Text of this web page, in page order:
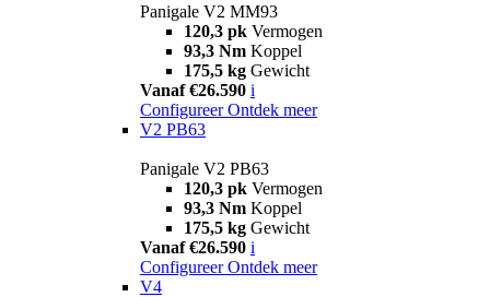
Panigale V2 MM93
120,3 pk Vermogen
93,3 Nm Koppel
175,5 kg Gewicht
Vanaf €26.590 i
Configureer Ontdek meer
V2 PB63
Panigale V2 PB63
120,3 pk Vermogen
93,3 Nm Koppel
175,5 kg Gewicht
Vanaf €26.590 i
Configureer Ontdek meer
V4